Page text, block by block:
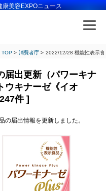
美容EXPOニュース
TOP 消費者庁 2022/12/28 機能性表示食
届出更新（パワーキナ
ウキナーゼ《イオ
件 ]
届出情報を更新しました。